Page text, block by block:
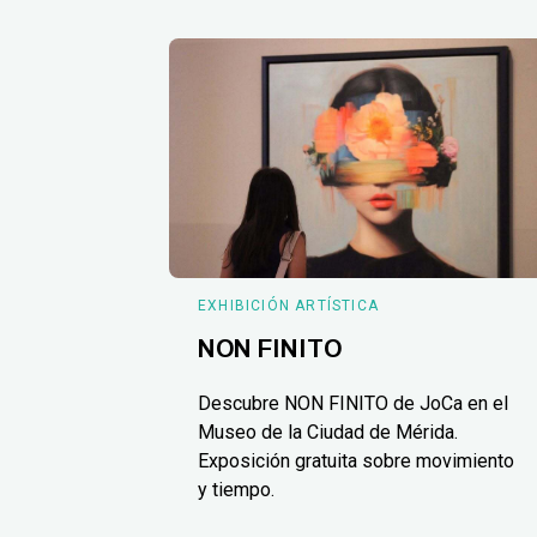
EXHIBICIÓN ARTÍSTICA
NON FINITO
Descubre NON FINITO de JoCa en el
Museo de la Ciudad de Mérida.
Exposición gratuita sobre movimiento
y tiempo.